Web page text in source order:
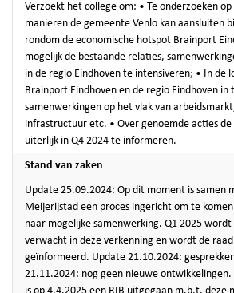
Verzoekt het college om: • Te onderzoeken
manieren de gemeente Venlo kan aansluiten
rondom de economische hotspot Brainport
mogelijk de bestaande relaties,
in de regio Eindhoven te intensiveren; • In de
Brainport Eindhoven en de regio Eindhoven in
samenwerkingen op het vlak van
infrastructuur etc. • Over genoemde acties
uiterlijk in Q4 2024 te informeren.
Stand van zaken
Update 25.09.2024: Op dit moment is samen
Meijerijstad een proces ingericht om te
naar mogelijke samenwerking. Q1 2025
verwacht in deze verkenning en wordt de
geïnformeerd. Update 21.10.2024:
21.11.2024: nog geen nieuwe